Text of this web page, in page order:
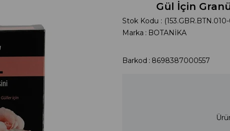
Gül İçin
Stok Kodu
Marka : BOTANİKA
Barkod : 8698387000557